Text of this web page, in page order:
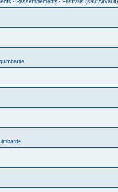
- Rassemblements - Festivals (sauf Airvault)